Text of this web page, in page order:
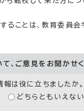
ることは、教育委員
、ご意見をお聞かせく
は役に立ちましたか。
どちらともいえない